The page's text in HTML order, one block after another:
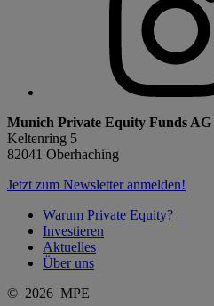
Munich Private Equity Funds AG
Keltenring 5
82041 Oberhaching
Jetzt zum Newsletter anmelden!
Warum Private Equity?
Investieren
Aktuelles
Über uns
© 2026 MPE